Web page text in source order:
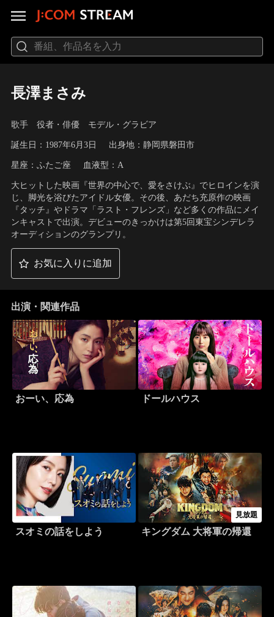
長澤まさみ
歌手 役者・俳優 モデル・グラビア
誕生日：1987年6月3日 出身地：静岡県磐田市
星座：ふたご座 血液型：A
大ヒットした映画『世界の中心で、愛をさけぶ』でヒロインを演
じ、脚光を浴びたアイドル女優。その後、あだち充原作の映画
『タッチ』やドラマ「ラスト・フレンズ」など多くの作品にメイ
ンキャストで出演。デビューのきっかけは第5回東宝シンデレラ
オーディションのグランプリ。
お気に入りに追加
出演・関連作品
おーい、応為 ドールハウス
スオミの話をしよう
見放題
キングダム 大将軍の帰還